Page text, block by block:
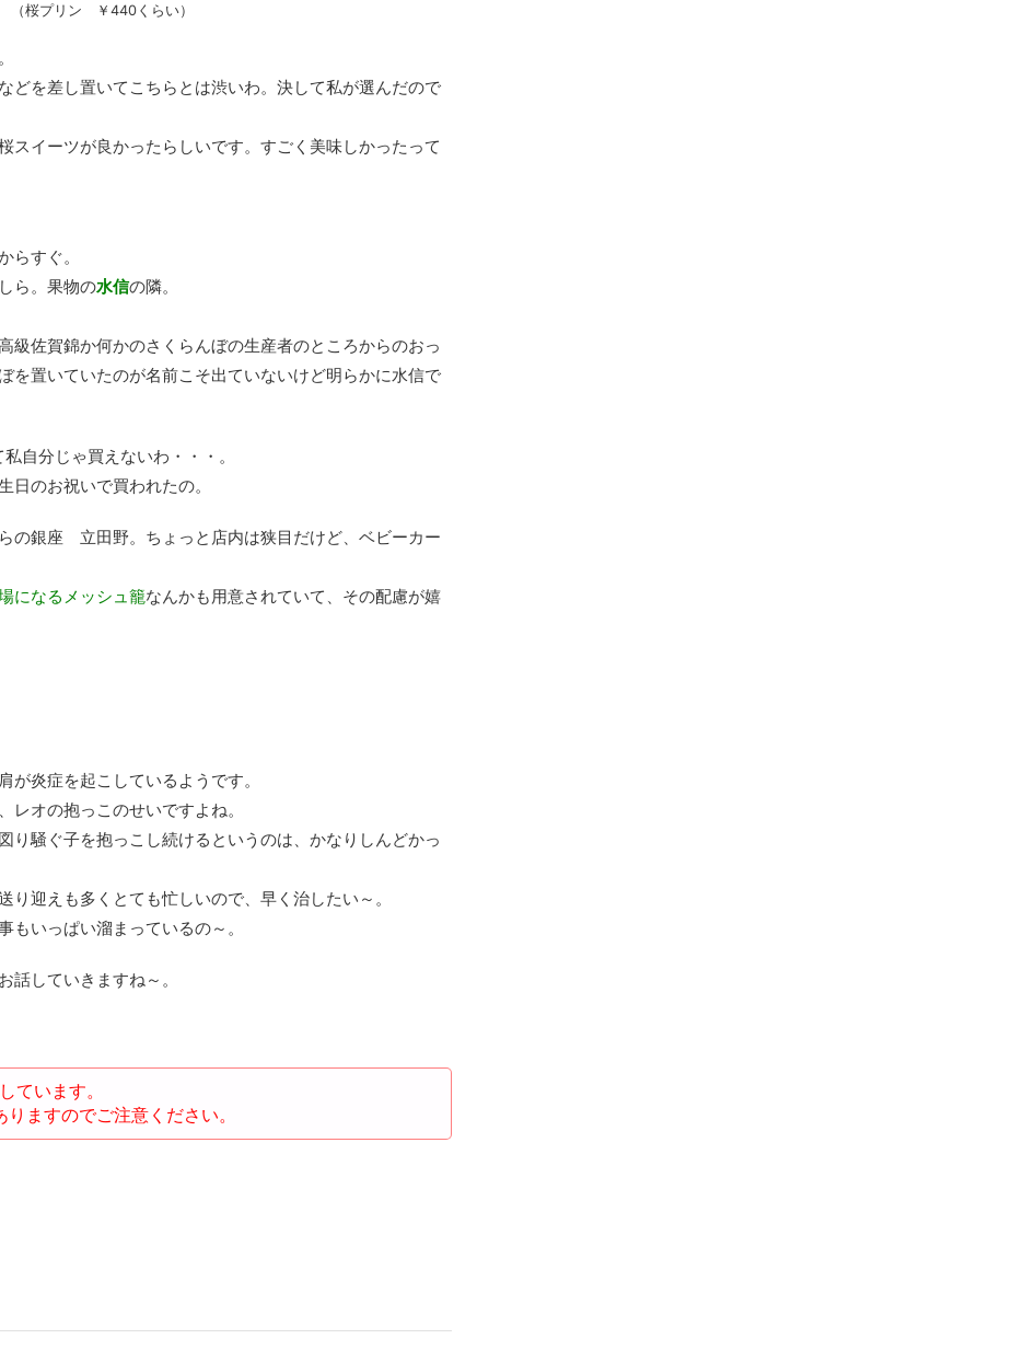
（桜プリン ￥440くらい）
どを差し置いてこちらとは渋いわ。決して私が選んだので
スイーツが良かったらしいです。すごく美味しかったって
らすぐ。
ら。果物の水信の隣。
級佐賀錦か何かのさくらんぼの生産者のところからのおっ
を置いていたのが名前こそ出ていないけど明らかに水信で
自分じゃ買えないわ・・・。
日のお祝いで買われたの。
の銀座 立田野。ちょっと店内は狭目だけど、ベビーカー
になるメッシュ籠なんかも用意されていて、その配慮が嬉
炎症を起こしているようです。
オの抱っこのせいですよね。
り騒ぐ子を抱っこし続けるというのは、かなりしんどかっ
り迎えも多くとても忙しいので、早く治したい～。
もいっぱい溜まっているの～。
話していきますね～。
ています。
ますのでご注意ください。